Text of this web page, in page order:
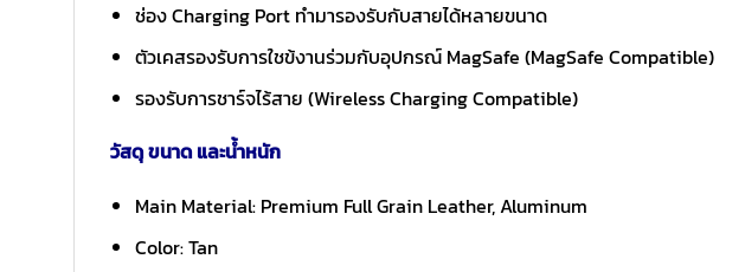
ช่อง Charging Port ทำมารองรับกับสายได้หลายขนาด
ตัวเคสรองรับการใชข้งานร่วมกับอุปกรณ์ MagSafe (MagSafe Compatible)
รองรับการชาร์จไร้สาย (Wireless Charging Compatible)
วัสดุ ขนาด และน้ำหนัก
Main Material: Premium Full Grain Leather, Aluminum
Color: Tan